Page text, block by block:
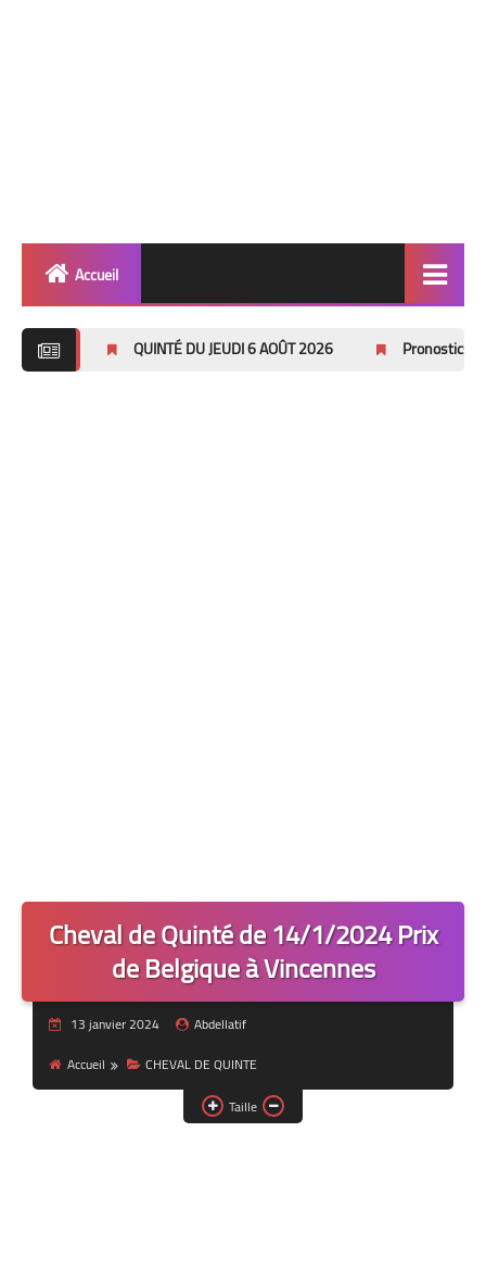
Accueil
QUINTÉ DU JEUDI 6 AOÛT 2026 Pronostics Pmu Quinté du
Cheval de Quinté de 14/1/2024 Prix
de Belgique à Vincennes
13 janvier 2024
Abdellatif
Accueil
CHEVAL DE QUINTE
Taille